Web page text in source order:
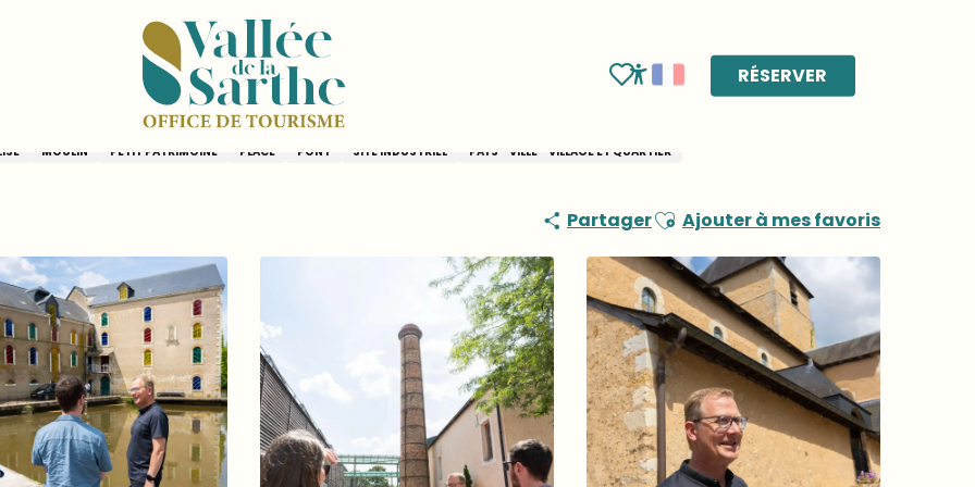
Accessibilité
Voir les favoris
RÉSERVER
de Malicorne-sur-Sarthe
sur-Sarthe
MOULIN PETIT PATRIMOINE PLACE PONT SITE INDUSTRIEL
PAYS - VILLE - VILLAGE ET QUARTIER
PartagerAjouter aux favoris
Ajouter à mes favoris